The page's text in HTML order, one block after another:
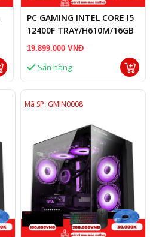
PC GAMING INTEL CORE I5
12400F TRAY/H610M/16GB
RAM/RTX 3060 12GB
19.899.000 VNĐ
Sẵn hàng
Mã SP: GMIN0008